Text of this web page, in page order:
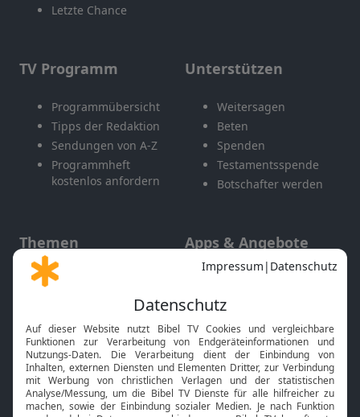
Letzte Chance
TV Programm
Programmübersicht
Tipps der Redaktion
Sendungen von A-Z
Programmheft
kostenlos anfordern
Unterstützen
Weitersagen
Beten
Spenden
Testamentsspende
Botschafter werden
Themen
Gott und Bibel erklärt
Neuigkeiten
Apps & Angebote
Mobile App
Smart TV
HbbTV
Bibelthek Online-Bibel
Nächster Gottesdienst